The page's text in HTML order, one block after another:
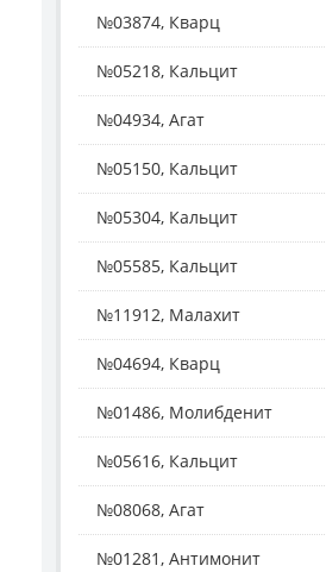
№03874, Кварц
№05218, Кальцит
№04934, Агат
№05150, Кальцит
№05304, Кальцит
№05585, Кальцит
№11912, Малахит
№04694, Кварц
№01486, Молибденит
№05616, Кальцит
№08068, Агат
№01281, Антимонит